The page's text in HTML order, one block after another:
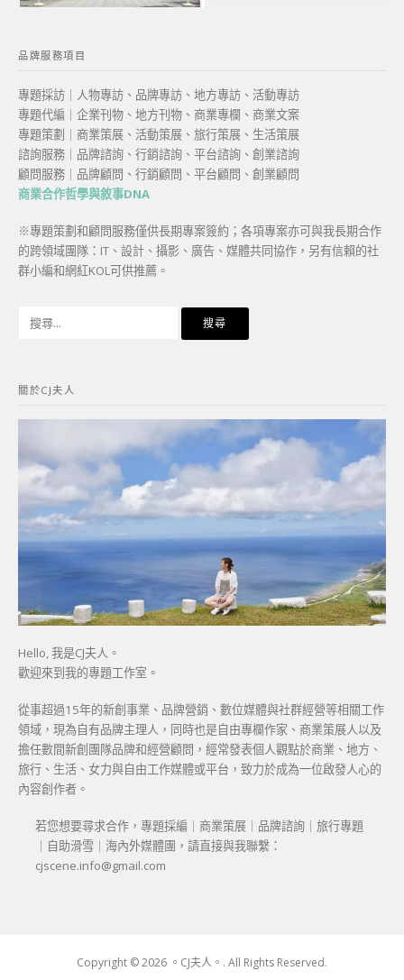
品牌服務項目
專題採訪｜人物專訪、品牌專訪、地方專訪、活動專訪
專題代編｜企業刊物、地方刊物、商業專欄、商業文案
專題策劃｜商業策展、活動策展、旅行策展、生活策展
諮詢服務｜品牌諮詢、行銷諮詢、平台諮詢、創業諮詢
顧問服務｜品牌顧問、行銷顧問、平台顧問、創業顧問
商業合作哲學與敘事DNA
※專題策劃和顧問服務僅供長期專案簽約；各項專案亦可與我長期合作
的跨領域團隊：IT、設計、攝影、廣告、媒體共同協作，另有信賴的社
群小編和網紅KOL可供推薦。
字:
關於CJ夫人
Hello, 我是CJ夫人。
歡迎來到我的專題工作室。
從事超過15年的新創事業、品牌營銷、數位媒體與社群經營等相關工作
領域，現為自有品牌主理人，同時也是自由專欄作家、商業策展人以及
擔任數間新創團隊品牌和經營顧問，經常發表個人觀點於商業、地方、
旅行、生活、女力與自由工作媒體或平台，致力於成為一位啟發人心的
內容創作者。
若您想要尋求合作，專題採編｜商業策展｜品牌諮詢｜旅行專題
｜自助滑雪｜海內外媒體團，請直接與我聯繫：
cjscene.info@gmail.com
Copyright © 2026 。CJ夫人。. All Rights Reserved.